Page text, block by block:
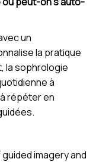
un
la pratique
la sophrologie
à
répéter en
imagery and